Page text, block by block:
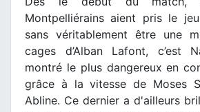
Montpelliérains aient pris le
sans véritablement être une
cages d’Alban Lafont, c’est
montré le plus dangereux en
grâce à la vitesse de Moses
Abline. Ce dernier a d'ailleurs